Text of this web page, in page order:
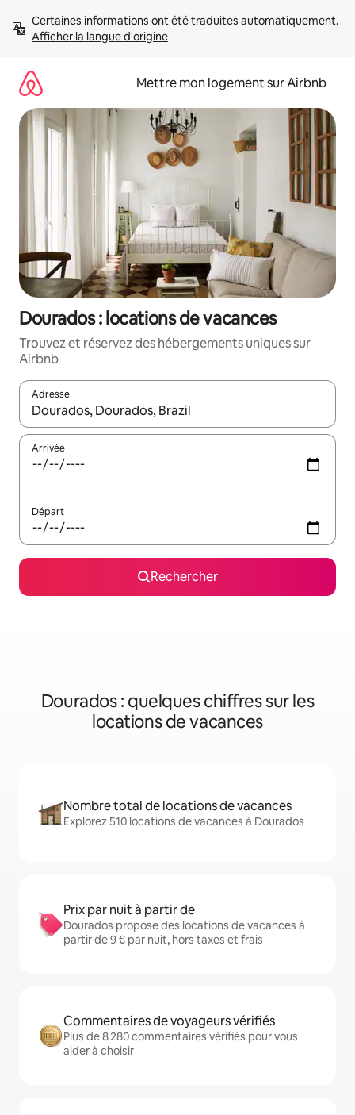
directement
Afficher la langue d'origine
Mettre mon logement sur Airbnb
Dourados : locations de vacances
Trouvez et réservez des hébergements uniques sur
Airbnb
Adresse
Lorsque les résultats s'affichent, utilisez les flèches vers le
Arrivée
Départ
Rechercher
Dourados : quelques chiffres sur les
locations de vacances
Nombre total de locations de vacances
Explorez 510 locations de vacances à Dourados
Prix par nuit à partir de
Dourados propose des locations de vacances à
partir de 9 € par nuit, hors taxes et frais
Commentaires de voyageurs vérifiés
Plus de 8 280 commentaires vérifiés pour vous
aider à choisir